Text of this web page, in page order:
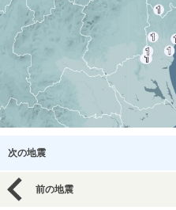
次の地震
前の地震